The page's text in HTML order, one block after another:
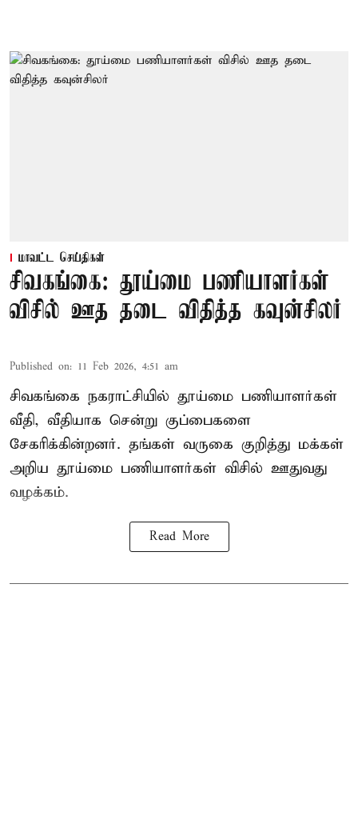
மாவட்ட செய்திகள்
சிவகங்கை: தூய்மை பணியாளர்கள்
விசில் ஊத தடை விதித்த கவுன்சிலர்
Published on: 11 Feb 2026, 4:51 am
சிவகங்கை நகராட்சியில் தூய்மை பணியாளர்கள்
வீதி, வீதியாக சென்று குப்பைகளை
சேகரிக்கின்றனர். தங்கள் வருகை குறித்து மக்கள்
அறிய தூய்மை பணியாளர்கள் விசில் ஊதுவது
வழக்கம்.
Read More